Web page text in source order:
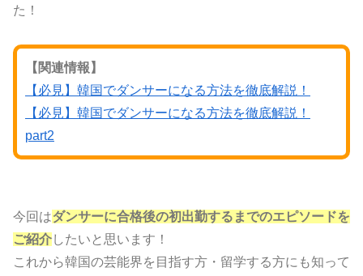
た！
【関連情報】
【必見】韓国でダンサーになる方法を徹底解説！
【必見】韓国でダンサーになる方法を徹底解説！
part2
今回はダンサーに合格後の初出勤するまでのエピソードを
ご紹介したいと思います！
これから韓国の芸能界を目指す方・留学する方にも知って